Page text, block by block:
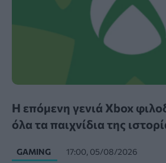
Η επόμενη γενιά Xbox
όλα τα παιχνίδια της
GAMING 17:00, 05/08/2026